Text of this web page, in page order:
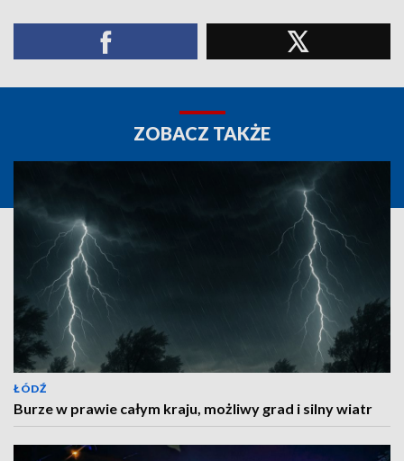
ZOBACZ TAKŻE
ŁÓDŹ
Burze w prawie całym kraju, możliwy grad i silny wiatr